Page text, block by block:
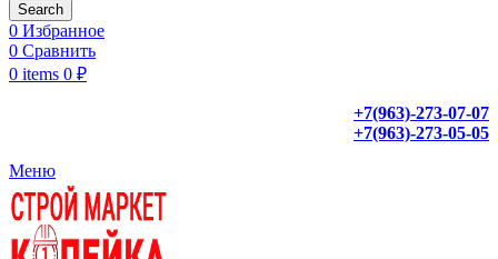
Search
0 Избранное
0 Сравнить
0 items 0 ₽
+7(963)-273-07-07
+7(963)-273-05-05
Меню